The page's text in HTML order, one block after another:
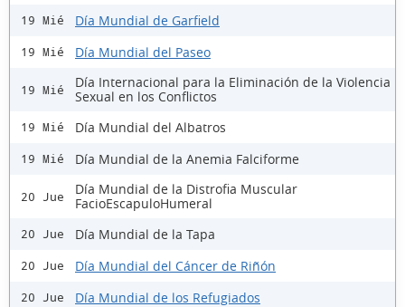
19 Mié Día Mundial de Garfield
19 Mié Día Mundial del Paseo
19 Mié
Día Internacional para la Eliminación de la Violencia
Sexual en los Conflictos
19 Mié Día Mundial del Albatros
19 Mié Día Mundial de la Anemia Falciforme
20 Jue
Día Mundial de la Distrofia Muscular
FacioEscapuloHumeral
20 Jue Día Mundial de la Tapa
20 Jue Día Mundial del Cáncer de Riñón
20 Jue Día Mundial de los Refugiados